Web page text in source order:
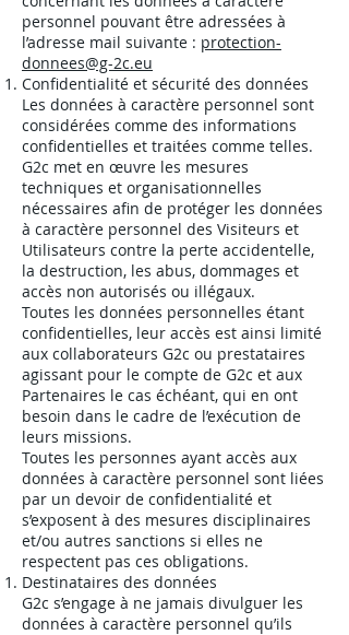
personnel pouvant être adressées à
l’adresse mail suivante : protection-
donnees@g-2c.eu
Confidentialité et sécurité des données
Les données à caractère personnel sont
considérées comme des informations
confidentielles et traitées comme telles.
G2c met en œuvre les mesures
techniques et organisationnelles
nécessaires afin de protéger les données
à caractère personnel des Visiteurs et
Utilisateurs contre la perte accidentelle,
la destruction, les abus, dommages et
accès non autorisés ou illégaux.
Toutes les données personnelles étant
confidentielles, leur accès est ainsi limité
aux collaborateurs G2c ou prestataires
agissant pour le compte de G2c et aux
Partenaires le cas échéant, qui en ont
besoin dans le cadre de l’exécution de
leurs missions.
Toutes les personnes ayant accès aux
données à caractère personnel sont liées
par un devoir de confidentialité et
s’exposent à des mesures disciplinaires
et/ou autres sanctions si elles ne
respectent pas ces obligations.
Destinataires des données
G2c s’engage à ne jamais divulguer les
données à caractère personnel qu’ils